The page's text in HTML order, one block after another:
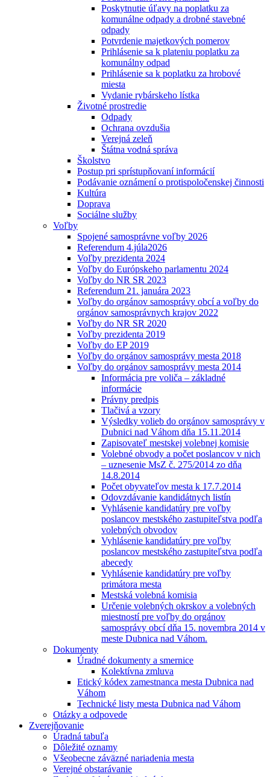
Poskytnutie úľavy na poplatku za
komunálne odpady a drobné stavebné
odpady
Potvrdenie majetkových pomerov
Prihlásenie sa k plateniu poplatku za
komunálny odpad
Prihlásenie sa k poplatku za hrobové
miesta
Vydanie rybárskeho lístka
Životné prostredie
Odpady
Ochrana ovzdušia
Verejná zeleň
Štátna vodná správa
Školstvo
Postup pri sprístupňovaní informácií
Podávanie oznámení o protispoločenskej činnosti
Kultúra
Doprava
Sociálne služby
Voľby
Spojené samosprávne voľby 2026
Referendum 4.júla2026
Voľby prezidenta 2024
Voľby do Európskeho parlamentu 2024
Voľby do NR SR 2023
Referendum 21. januára 2023
Voľby do orgánov samosprávy obcí a voľby do
orgánov samosprávnych krajov 2022
Voľby do NR SR 2020
Voľby prezidenta 2019
Voľby do EP 2019
Voľby do orgánov samosprávy mesta 2018
Voľby do orgánov samosprávy mesta 2014
Informácia pre voliča – základné
informácie
Právny predpis
Tlačivá a vzory
Výsledky volieb do orgánov samosprávy v
Dubnici nad Váhom dňa 15.11.2014
Zapisovateľ mestskej volebnej komisie
Volebné obvody a počet poslancov v nich
– uznesenie MsZ č. 275/2014 zo dňa
14.8.2014
Počet obyvateľov mesta k 17.7.2014
Odovzdávanie kandidátnych listín
Vyhlásenie kandidatúry pre voľby
poslancov mestského zastupiteľstva podľa
volebných obvodov
Vyhlásenie kandidatúry pre voľby
poslancov mestského zastupiteľstva podľa
abecedy
Vyhlásenie kandidatúry pre voľby
primátora mesta
Mestská volebná komisia
Určenie volebných okrskov a volebných
miestností pre voľby do orgánov
samosprávy obcí dňa 15. novembra 2014 v
meste Dubnica nad Váhom.
Dokumenty
Úradné dokumenty a smernice
Kolektívna zmluva
Etický kódex zamestnanca mesta Dubnica nad
Váhom
Technické listy mesta Dubnica nad Váhom
Otázky a odpovede
Zverejňovanie
Úradná tabuľa
Dôležité oznamy
Všeobecne záväzné nariadenia mesta
Verejné obstarávanie